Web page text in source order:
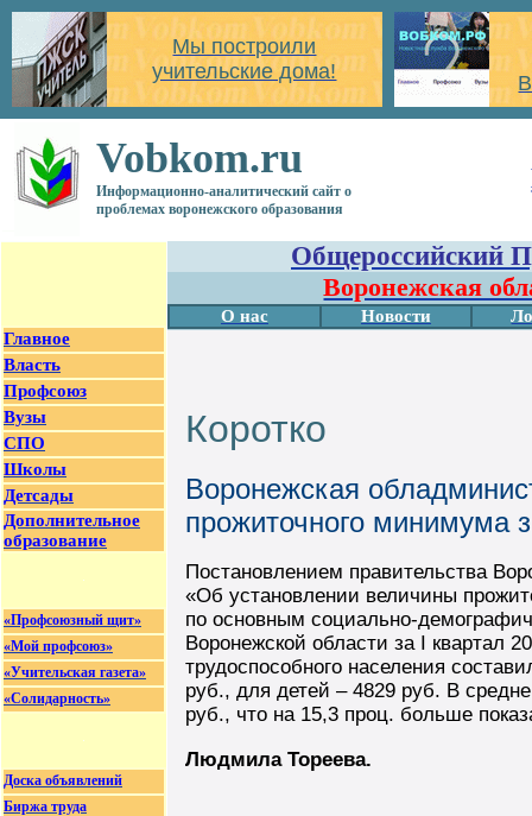
Мы построили
учительские дома!
Vobkom.ru
Информационно-аналитический сайт о
проблемах воронежского образования
Главное
Власть
Профсоюз
Вузы
СПО
Школы
Детсады
Дополнительное
образование
«Профсоюзный щит»
«Мой профсоюз»
«Учительская газета»
«Солидарность»
Доска объявлений
Биржа труда
Общероссийский
Воронежская
О нас Новости
Коротко
Воронежская
прожиточного минимума
Постановлением правительства
«Об установлении величины
по основным социально-
Воронежской области за I квартал
трудоспособного населения
руб., для детей – 4829 руб. В
руб., что на 15,3 проц. больше
Людмила Тореева.